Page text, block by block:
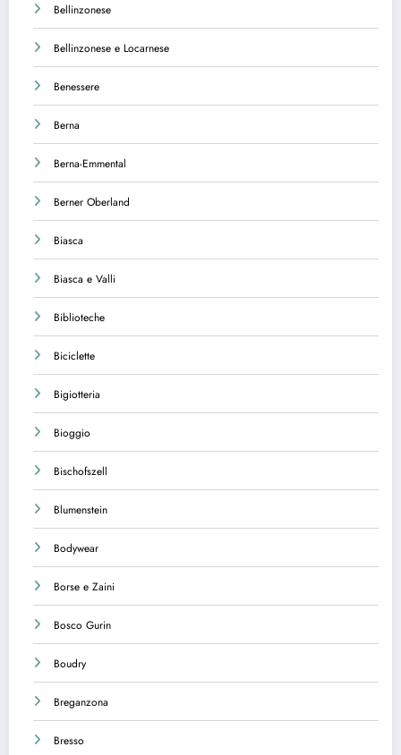
Bellinzonese
Bellinzonese e Locarnese
Benessere
Berna
Berna-Emmental
Berner Oberland
Biasca
Biasca e Valli
Biblioteche
Biciclette
Bigiotteria
Bioggio
Bischofszell
Blumenstein
Bodywear
Borse e Zaini
Bosco Gurin
Boudry
Breganzona
Bresso